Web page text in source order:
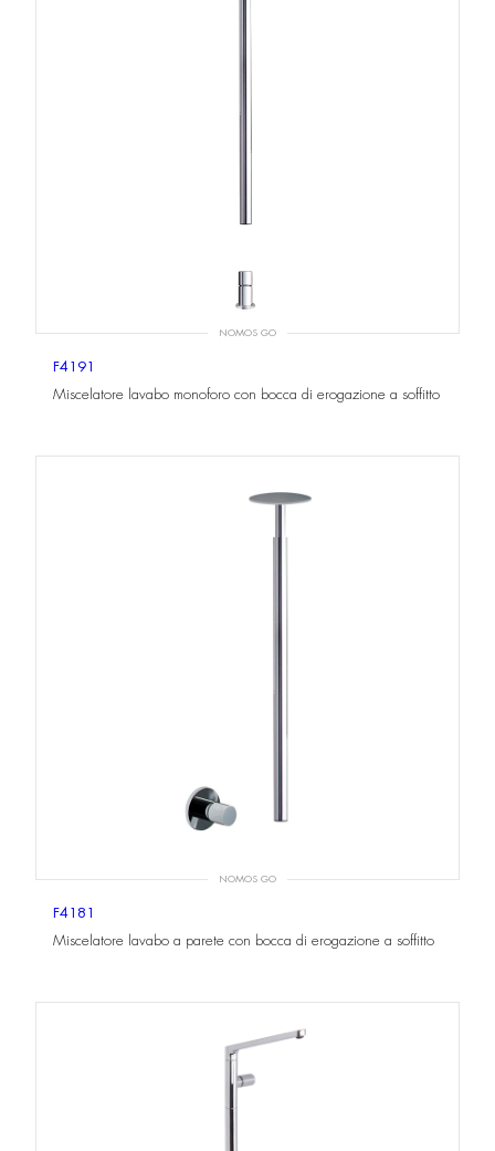
NOMOS GO
F4191
Miscelatore lavabo monoforo con bocca di erogazione a soffitto
NOMOS GO
F4181
Miscelatore lavabo a parete con bocca di erogazione a soffitto